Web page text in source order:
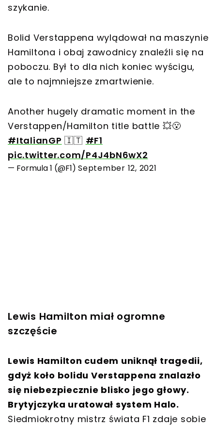
szykanie.
Bolid Verstappena wylądował na maszynie
Hamiltona i obaj zawodnicy znaleźli się na
poboczu. Był to dla nich koniec wyścigu,
ale to najmniejsze zmartwienie.
Another hugely dramatic moment in the
Verstappen/Hamilton title battle 💥😮
#ItalianGP 🇮🇹 #F1
pic.twitter.com/P4J4bN6wX2
— Formula 1 (@F1) September 12, 2021
Lewis Hamilton miał ogromne
szczęście
Lewis Hamilton cudem uniknął tragedii,
gdyż koło bolidu Verstappena znalazło
się niebezpiecznie blisko jego głowy.
Brytyjczyka uratował system Halo.
Siedmiokrotny mistrz świata F1 zdaje sobie